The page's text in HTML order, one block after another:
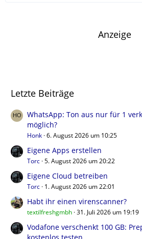
Anzeige
Letzte Beiträge
WhatsApp: Ton aus nur für 1
möglich?
Honk 6. August 2026 um 10:25
Eigene Apps erstellen
Torc 5. August 2026 um 20:22
Eigene Cloud betreiben
Torc 1. August 2026 um 22:01
Habt ihr einen virenscanner?
textilfreshgmbh 31. Juli 2026 um 19:19
Vodafone verschenkt 100 GB: